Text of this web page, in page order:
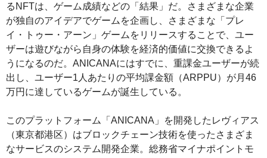
るNFTは、ゲーム成績などの「結果」だ。さまざまな企業
が独自のアイデアでゲームを企画し、さまざまな「プレ
イ・トゥー・アーン」ゲームをリリースすることで、ユー
ザーは遊びながら自身の体験を経済的価値に交換できるよ
うになるのだ。ANICANAにはすでに、重課金ユーザーが続
出し、ユーザー1人あたりの平均課金額（ARPPU）が月46
万円に達しているゲームが誕生している。
このプラットフォーム「ANICANA」を開発したレヴィアス
（東京都港区）はブロックチェーン技術を使ったさまざま
なサービスのシステム開発企業。総務省マイナポイントモ